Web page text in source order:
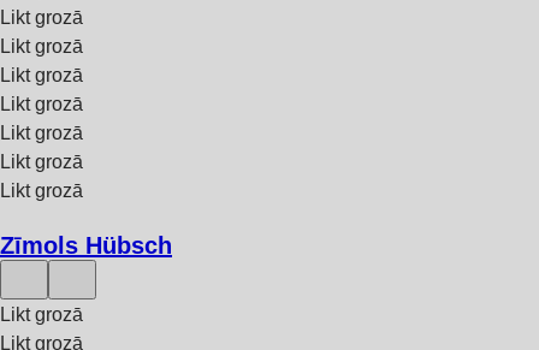
Likt grozā
Likt grozā
Likt grozā
Likt grozā
Likt grozā
Likt grozā
Likt grozā
Zīmols Hübsch
Likt grozā
Likt grozā